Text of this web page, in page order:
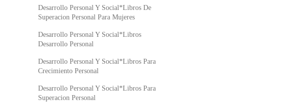
Desarrollo Personal Y Social*Libros De
Superacion Personal Para Mujeres
Desarrollo Personal Y Social*Libros
Desarrollo Personal
Desarrollo Personal Y Social*Libros Para
Crecimiento Personal
Desarrollo Personal Y Social*Libros Para
Superacion Personal